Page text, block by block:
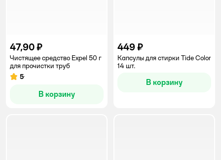
47,90 ₽
Чистящее средство Expel 50 г
для прочистки труб
Рейтинг:
5
В корзину
449 ₽
Капсулы для стирки Tide Color
14 шт.
В корзину